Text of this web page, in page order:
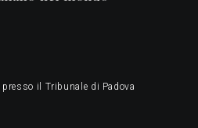
il Tribunale di Padova